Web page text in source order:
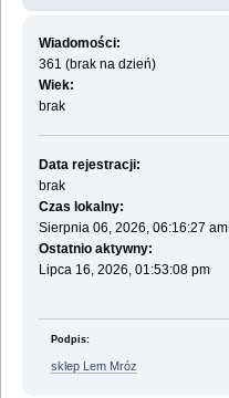
Wiadomości:
361 (brak na dzień)
Wiek:
brak
Data rejestracji:
brak
Czas lokalny:
Sierpnia 06, 2026, 06:16:27 am
Ostatnio aktywny:
Lipca 16, 2026, 01:53:08 pm
Podpis:
sklep Lem Mróz